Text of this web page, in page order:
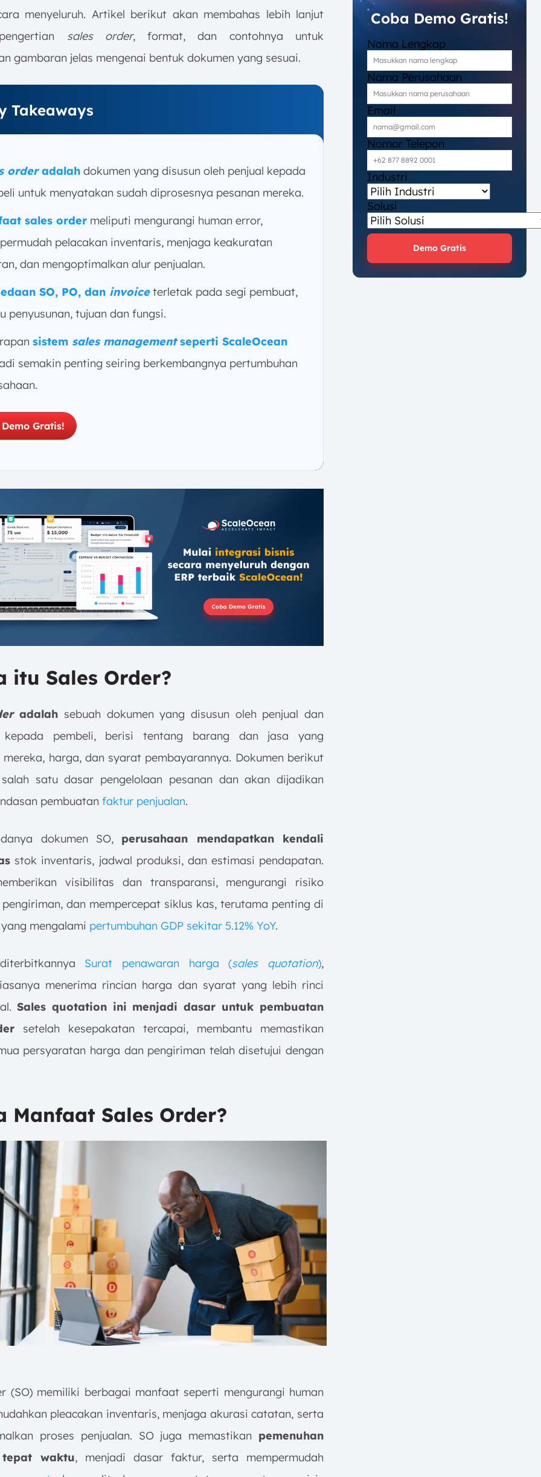
menyeluruh. Artikel berikut akan membahas lebih lanjut
sales order, format, dan contohnya untuk
gambaran jelas mengenai bentuk dokumen yang sesuai.
Takeaways
orderadalah dokumen yang disusun oleh penjual kepada
untuk menyatakan sudah diprosesnya pesanan mereka.
sales order meliputi mengurangi human error,
pelacakan inventaris, menjaga keakuratan
dan mengoptimalkan alur penjualan.
SO, PO, dan invoiceterletak pada segi pembuat,
penyusunan, tujuan dan fungsi.
sistem sales managementseperti ScaleOcean
semakin penting seiring berkembangnya pertumbuhan
Gratis!
itu Sales Order?
adalah sebuah dokumen yang disusun oleh penjual dan
kepada pembeli, berisi tentang barang dan jasa yang
harga, dan syarat pembayarannya. Dokumen berikut
satu dasar pengelolaan pesanan dan akan dijadikan
pembuatan faktur penjualan.
dokumen SO, perusahaan mendapatkan kendali
stok inventaris, jadwal produksi, dan estimasi pendapatan.
visibilitas dan transparansi, mengurangi risiko
dan mempercepat siklus kas, terutama penting di
mengalami pertumbuhan GDP sekitar 5.12% YoY.
Surat penawaran harga (sales quotation),
menerima rincian harga dan syarat yang lebih rinci
Sales quotation ini menjadi dasar untuk pembuatan
setelah kesepakatan tercapai, membantu memastikan
persyaratan harga dan pengiriman telah disetujui dengan
Manfaat Sales Order?
(SO) memiliki berbagai manfaat seperti mengurangi human
pleacakan inventaris, menjaga akurasi catatan, serta
proses penjualan. SO juga memastikan pemenuhan
tepat waktu, menjadi dasar faktur, serta mempermudah
Coba Demo Gratis!
Nama Lengkap
Nama Perusahaan
Email
Nomor Telepon
Industri
Solusi
Demo Gratis